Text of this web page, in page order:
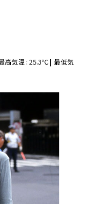
高気温 : 25.3℃ | 最低気